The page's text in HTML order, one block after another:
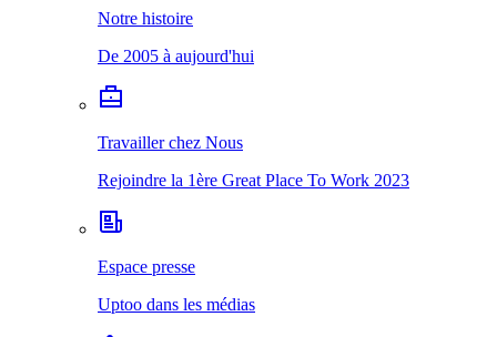
Notre histoire
De 2005 à aujourd'hui
Travailler chez Nous
Rejoindre la 1ère Great Place To Work 2023
Espace presse
Uptoo dans les médias